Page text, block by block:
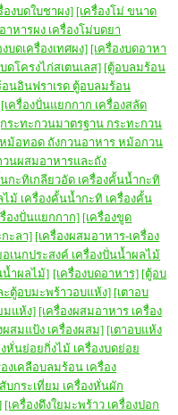
องบดใบชาผง] [เครื่องโม่ ขนาด
าหารผง เครื่องโม่บดยา
บดเครื่องเทศผง] [เครื่องบดอาหา
ดโครงไก่สเตนเลส] [ตู้อบลมร้อน
นอินฟราเรด ตู้อบลมร้อน
[เครื่องปั่นแยกกาก เครื่องสลัด
ระทะกวนมาตรฐาน กระทะกวน
หม้อทอด ถังกวนอาหาร หม้อกวน
นผสมอาหารและถัง
กะทิเกลียวอัด เครื่องคั้นน้ำกะทิ
ม้ เครื่องคั้นน้ำกะทิ เครื่องคั้น
องปั่นแยกกาก] [เครื่องขูด
กะลา] [เครื่องผสมอาหาร-เครื่อง
เนกประสงค์ เครื่องปั่นน้ำผลไม้
น้ำผลไม้] [เครื่องบดอาหาร] [ตู้อบ
ะตู้อบมะพร้าวอบแห้ง] [เตาอบ
มแห้ง] [เครื่องผสมอาหาร เครื่อง
ผสมแป้ง เครื่องผสม] [เตาอบแห้ง
งหั่นย่อยกิ่งไม้ เครื่องบดย่อย
งเคลือบลมร้อน เครื่อง
บกระเที่ยม เครื่องหั่นผัก
[เครื่องดึงใยมะพร้าว เครื่องปอก